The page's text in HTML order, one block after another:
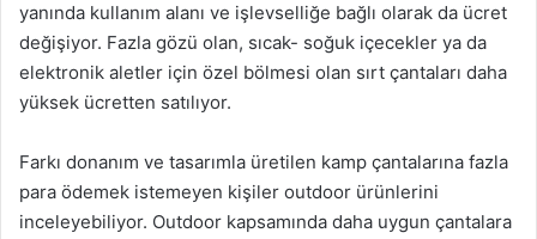
yanında kullanım alanı ve işlevselliğe bağlı olarak da ücret
değişiyor. Fazla gözü olan, sıcak- soğuk içecekler ya da
elektronik aletler için özel bölmesi olan sırt çantaları daha
yüksek ücretten satılıyor.
Farkı donanım ve tasarımla üretilen kamp çantalarına fazla
para ödemek istemeyen kişiler outdoor ürünlerini
inceleyebiliyor. Outdoor kapsamında daha uygun çantalara